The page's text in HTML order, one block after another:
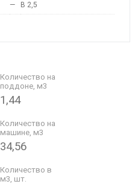
— B 2,5
Количество на
поддоне, м3
1,44
Количество на
машине, м3
34,56
Количество в
м3, шт.